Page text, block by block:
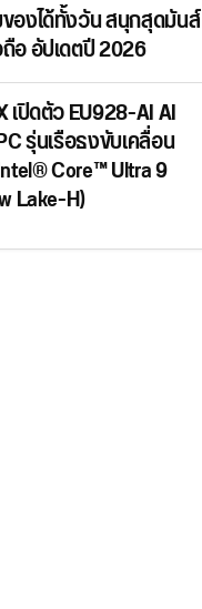
องได้ทั้งวัน สนุกสุดมันส์
อ อัปเดตปี 2026
เปิดตัว EU928-AI AI
รุ่นเรือธงขับเคลื่อน
Core™ Ultra 9
Lake-H)